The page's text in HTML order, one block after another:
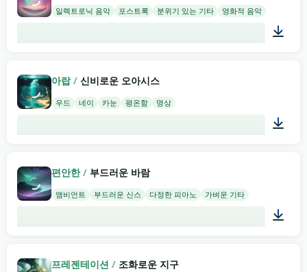
일렉트로닉 음악 포스트록 분위기 있는 기타 영화적 음악
아랍 / 신비로운 오아시스
우드 네이 카눈 평온함 명상
편안한 / 부드러운 바람
앰비언트 부드러운 신스 다정한 피아노 가벼운 기타
프레젠테이션 / 조화로운 지구